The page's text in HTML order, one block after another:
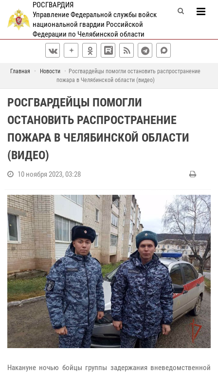
РОСГВАРДИЯ
Управление Федеральной службы войск
национальной гвардии Российской
Федерации по Челябинской области
Главная Новости
Росгвардейцы помогли остановить распространение
пожара в Челябинской области (видео)
РОСГВАРДЕЙЦЫ ПОМОГЛИ
ОСТАНОВИТЬ РАСПРОСТРАНЕНИЕ
ПОЖАРА В ЧЕЛЯБИНСКОЙ ОБЛАСТИ
(ВИДЕО)
10 ноября 2023, 03:28
Накануне ночью бойцы группы задержания вневедомственной